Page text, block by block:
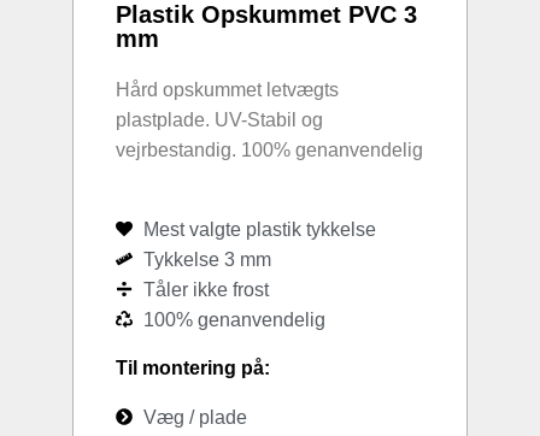
Plastik Opskummet PVC 3
mm
Hård opskummet letvægts
plastplade. UV-Stabil og
vejrbestandig. 100% genanvendelig
Mest valgte plastik tykkelse
Tykkelse 3 mm
Tåler ikke frost
100% genanvendelig
Til montering på:
Væg / plade